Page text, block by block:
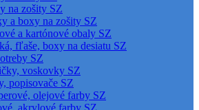
na zošity SZ
a boxy na zošity SZ
a kartónové obaly SZ
fľaše, boxy na desiatu SZ
SZ
voskovky SZ
popisovače SZ
olejové farby SZ
akrylové farby SZ